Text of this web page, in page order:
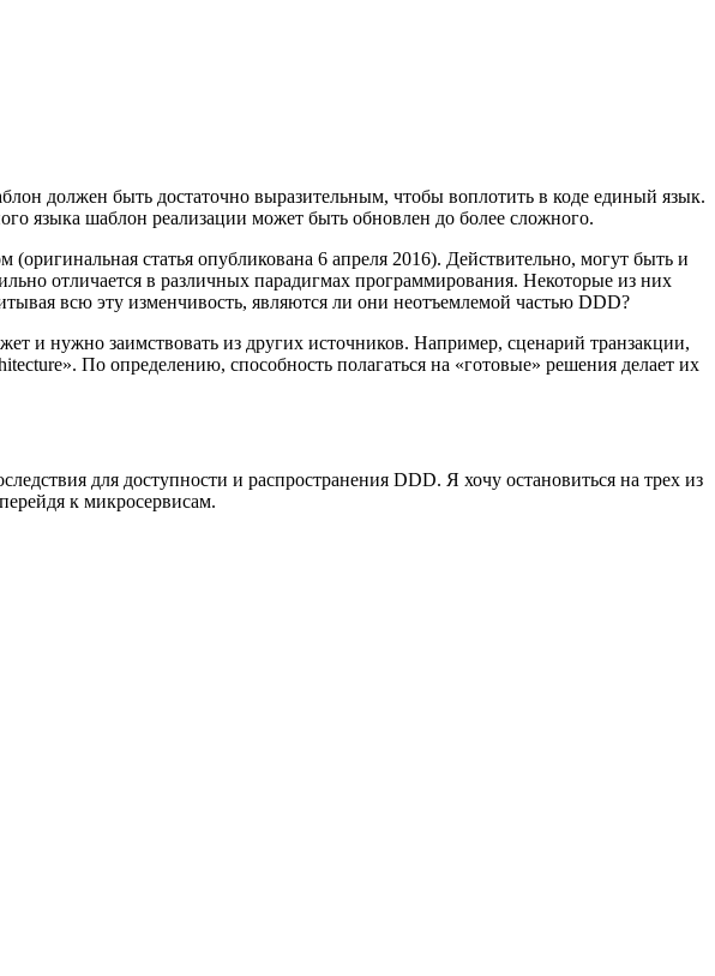
должен быть достаточно выразительным, чтобы воплотить в коде единый язык.
языка шаблон реализации может быть обновлен до более сложного.
статья опубликована 6 апреля 2016). Действительно, могут быть и
отличается в различных парадигмах программирования. Некоторые из них
всю эту изменчивость, являются ли они неотъемлемой частью DDD?
и нужно заимствовать из других источников. Например, сценарий транзакции,
По определению, способность полагаться на «готовые» решения делает их
для доступности и распространения DDD. Я хочу остановиться на трех из
к микросервисам.